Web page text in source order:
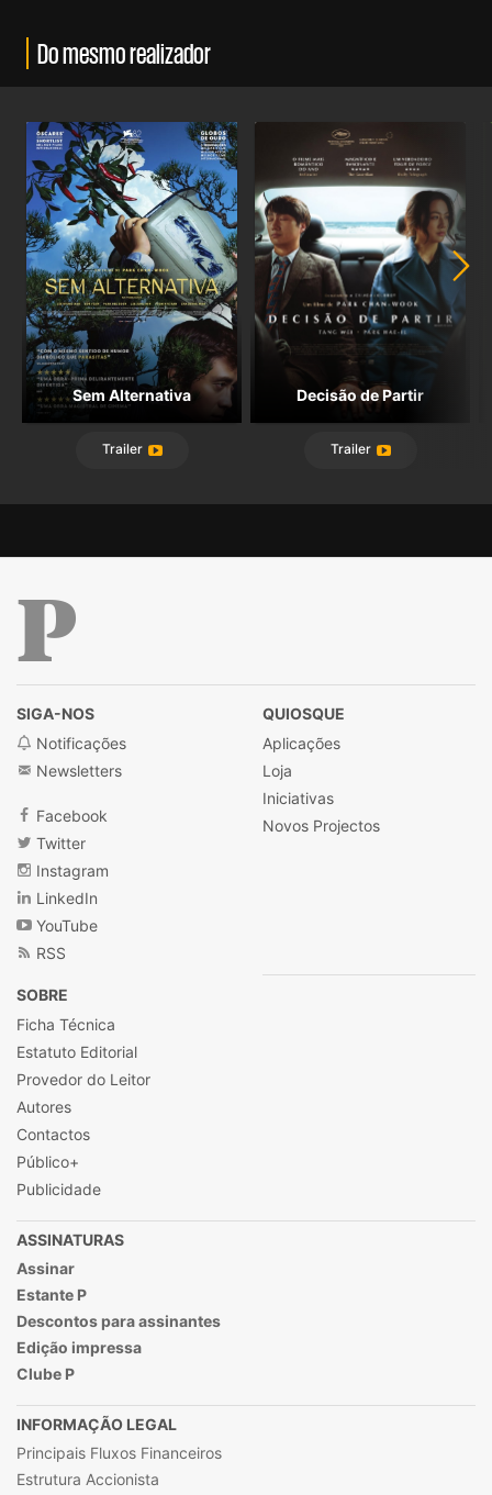
Do mesmo realizador
Sem Alternativa
Trailer
Decisão de Partir
Trailer
SIGA-NOS
Notificações
Newsletters
Facebook
Twitter
Instagram
LinkedIn
YouTube
RSS
QUIOSQUE
Aplicações
Loja
Iniciativas
Novos Projectos
SOBRE
Ficha Técnica
Estatuto Editorial
Provedor do Leitor
Autores
Contactos
Público+
Publicidade
ASSINATURAS
Assinar
Estante P
Descontos para assinantes
Edição impressa
Clube P
INFORMAÇÃO LEGAL
Principais Fluxos Financeiros
Estrutura Accionista